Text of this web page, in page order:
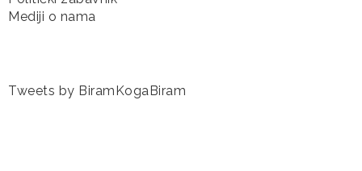
Mediji o nama
Tweets by BiramKogaBiram